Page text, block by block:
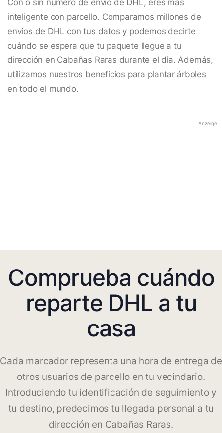
Con o sin número de envío de DHL, eres más
inteligente con parcello. Comparamos millones de
envíos de DHL con tus datos y podemos decirte
cuándo se espera que tu paquete llegue a tu
dirección en Cabañas Raras durante el día. Además,
utilizamos nuestros beneficios para plantar árboles
en todo el mundo.
Anzeige
Comprueba cuándo
reparte DHL a tu
casa
Cada marcador representa una hora de entrega de
otros usuarios de parcello en tu vecindario.
Introduciendo tu identificación de seguimiento y
tu destino, predecimos tu llegada personal a tu
dirección en Cabañas Raras.